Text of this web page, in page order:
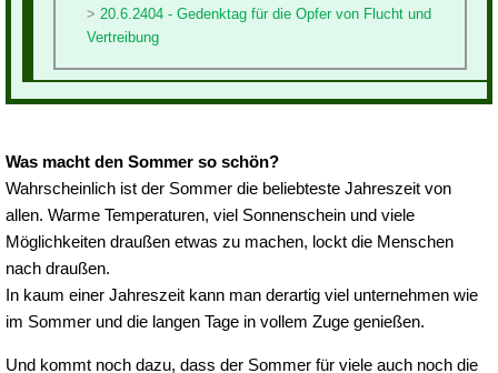
20.6.2404 - Gedenktag für die Opfer von Flucht und
Vertreibung
Was macht den Sommer so schön?
Wahrscheinlich ist der Sommer die beliebteste Jahreszeit von
allen. Warme Temperaturen, viel Sonnenschein und viele
Möglichkeiten draußen etwas zu machen, lockt die Menschen
nach draußen.
In kaum einer Jahreszeit kann man derartig viel unternehmen wie
im Sommer und die langen Tage in vollem Zuge genießen.
Und kommt noch dazu, dass der Sommer für viele auch noch die